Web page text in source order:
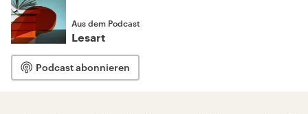
Aus dem Podcast
Lesart
Podcast abonnieren